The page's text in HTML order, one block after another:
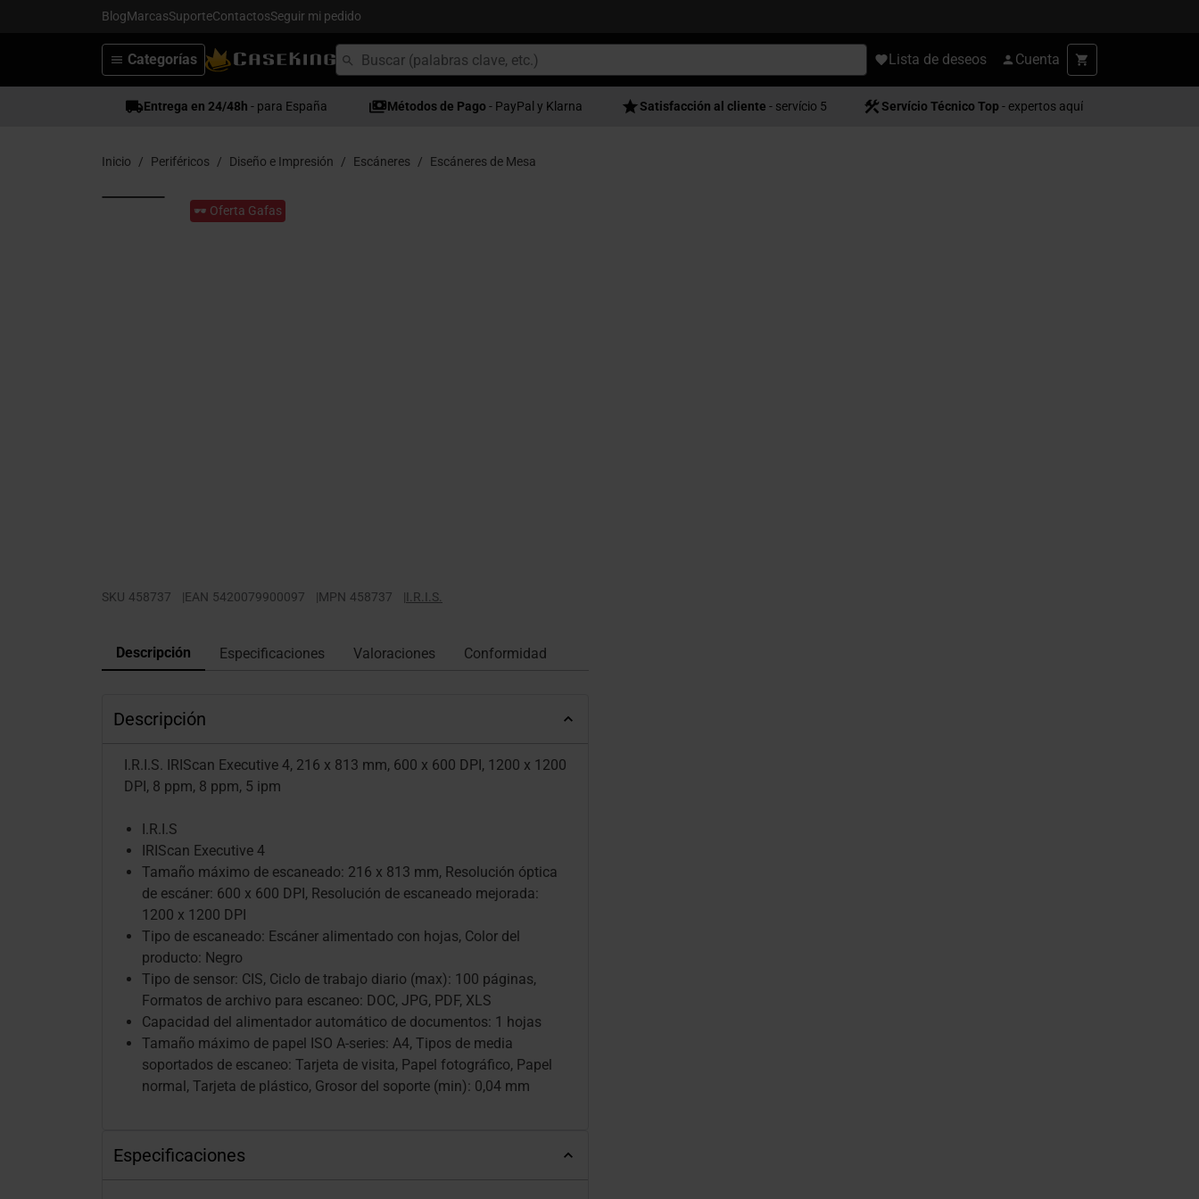
BlogMarcasSuporteContactosSeguir mi pedido
Lista de deseos Cuenta
Categorías
Entrega en 24/48h - para España Métodos de Pago - PayPal y Klarna Satisfacción al cliente - servício 5 Servício Técnico Top - expertos aquí
Inicio Periféricos Diseño e Impresión Escáneres Escáneres de Mesa
🕶️ Oferta Gafas
SKU 458737 |EAN 5420079900097 |MPN 458737 |I.R.I.S.
Descripción Especificaciones Valoraciones Conformidad
Descripción
I.R.I.S. IRIScan Executive 4, 216 x 813 mm, 600 x 600 DPI, 1200 x 1200
DPI, 8 ppm, 8 ppm, 5 ipm
I.R.I.S
IRIScan Executive 4
Tamaño máximo de escaneado: 216 x 813 mm, Resolución óptica
de escáner: 600 x 600 DPI, Resolución de escaneado mejorada:
1200 x 1200 DPI
Tipo de escaneado: Escáner alimentado con hojas, Color del
producto: Negro
Tipo de sensor: CIS, Ciclo de trabajo diario (max): 100 páginas,
Formatos de archivo para escaneo: DOC, JPG, PDF, XLS
Capacidad del alimentador automático de documentos: 1 hojas
Tamaño máximo de papel ISO A-series: A4, Tipos de media
soportados de escaneo: Tarjeta de visita, Papel fotográfico, Papel
normal, Tarjeta de plástico, Grosor del soporte (min): 0,04 mm
Especificaciones